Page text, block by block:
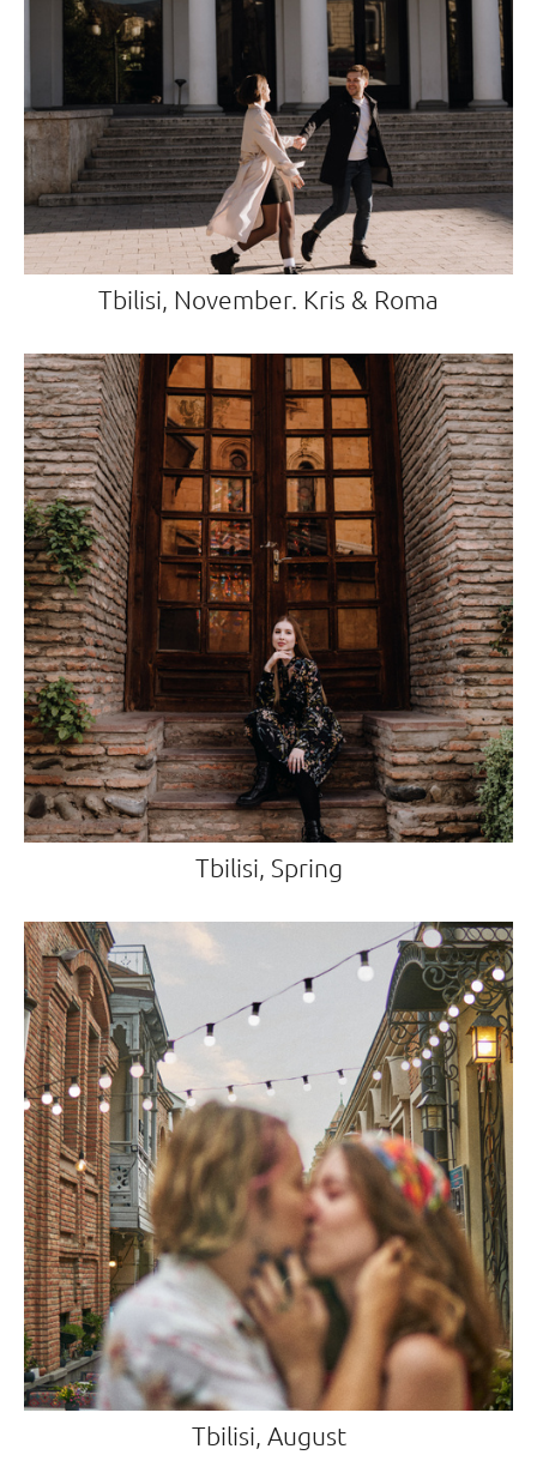
Tbilisi, November. Kris & Roma
Tbilisi, Spring
Tbilisi, August